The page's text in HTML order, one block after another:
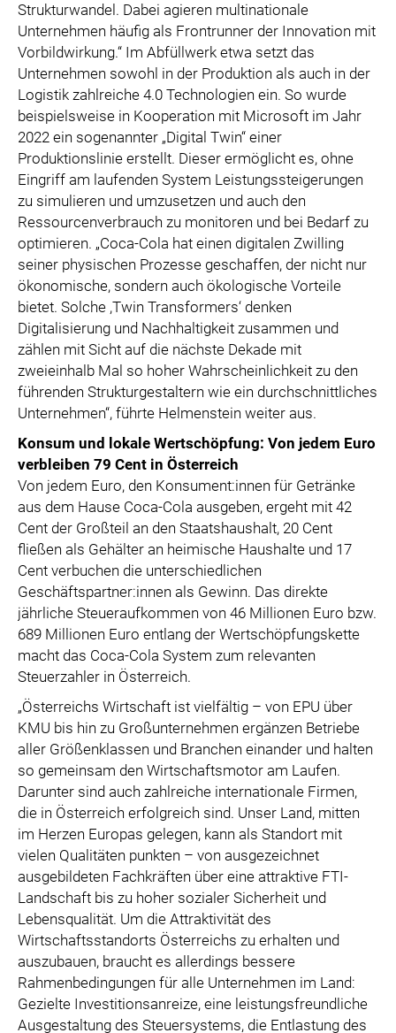
Strukturwandel. Dabei agieren multinationale
Unternehmen häufig als Frontrunner der Innovation mit
Vorbildwirkung.“ Im Abfüllwerk etwa setzt das
Unternehmen sowohl in der Produktion als auch in der
Logistik zahlreiche 4.0 Technologien ein. So wurde
beispielsweise in Kooperation mit Microsoft im Jahr
2022 ein sogenannter „Digital Twin“ einer
Produktionslinie erstellt. Dieser ermöglicht es, ohne
Eingriff am laufenden System Leistungssteigerungen
zu simulieren und umzusetzen und auch den
Ressourcenverbrauch zu monitoren und bei Bedarf zu
optimieren. „Coca-Cola hat einen digitalen Zwilling
seiner physischen Prozesse geschaffen, der nicht nur
ökonomische, sondern auch ökologische Vorteile
bietet. Solche ,Twin Transformers‘ denken
Digitalisierung und Nachhaltigkeit zusammen und
zählen mit Sicht auf die nächste Dekade mit
zweieinhalb Mal so hoher Wahrscheinlichkeit zu den
führenden Strukturgestaltern wie ein durchschnittliches
Unternehmen“, führte Helmenstein weiter aus.
Konsum und lokale Wertschöpfung: Von jedem Euro
verbleiben 79 Cent in Österreich
Von jedem Euro, den Konsument:innen für Getränke
aus dem Hause Coca-Cola ausgeben, ergeht mit 42
Cent der Großteil an den Staatshaushalt, 20 Cent
fließen als Gehälter an heimische Haushalte und 17
Cent verbuchen die unterschiedlichen
Geschäftspartner:innen als Gewinn. Das direkte
jährliche Steueraufkommen von 46 Millionen Euro bzw.
689 Millionen Euro entlang der Wertschöpfungskette
macht das Coca-Cola System zum relevanten
Steuerzahler in Österreich.
„Österreichs Wirtschaft ist vielfältig – von EPU über
KMU bis hin zu Großunternehmen ergänzen Betriebe
aller Größenklassen und Branchen einander und halten
so gemeinsam den Wirtschaftsmotor am Laufen.
Darunter sind auch zahlreiche internationale Firmen,
die in Österreich erfolgreich sind. Unser Land, mitten
im Herzen Europas gelegen, kann als Standort mit
vielen Qualitäten punkten – von ausgezeichnet
ausgebildeten Fachkräften über eine attraktive FTI-
Landschaft bis zu hoher sozialer Sicherheit und
Lebensqualität. Um die Attraktivität des
Wirtschaftsstandorts Österreichs zu erhalten und
auszubauen, braucht es allerdings bessere
Rahmenbedingungen für alle Unternehmen im Land:
Gezielte Investitionsanreize, eine leistungsfreundliche
Ausgestaltung des Steuersystems, die Entlastung des